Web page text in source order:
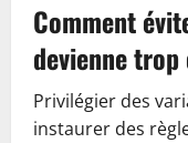
Comment
devienne
Privilégier des
instaurer des